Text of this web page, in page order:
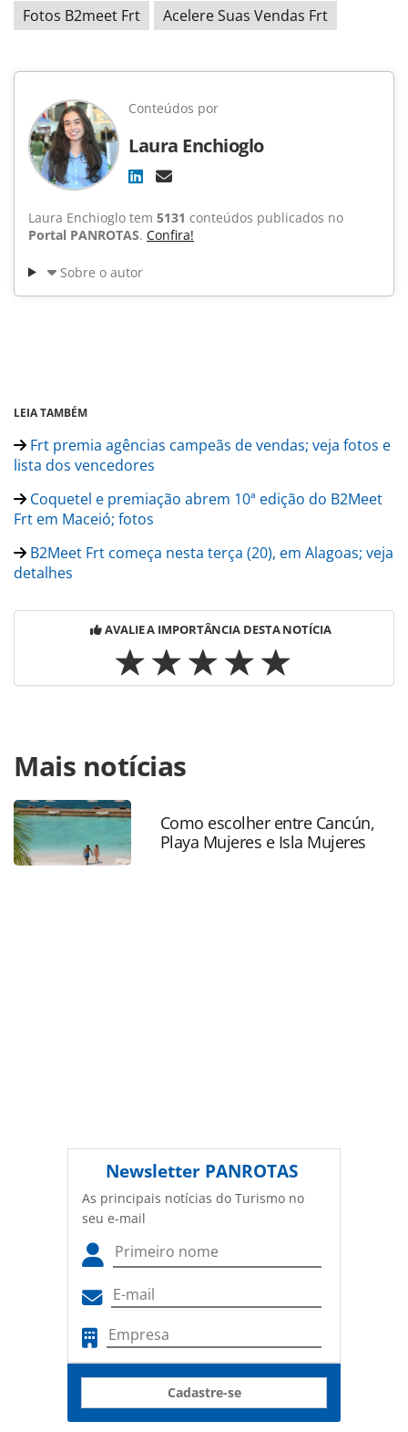
Fotos B2meet Frt Acelere Suas Vendas Frt
Conteúdos por
Laura Enchioglo
Laura Enchioglo tem 5131 conteúdos publicados no
Portal PANROTAS. Confira!
Sobre o autor
LEIA TAMBÉM
Frt premia agências campeãs de vendas; veja fotos e
lista dos vencedores
Coquetel e premiação abrem 10ª edição do B2Meet
Frt em Maceió; fotos
B2Meet Frt começa nesta terça (20), em Alagoas; veja
detalhes
AVALIE A IMPORTÂNCIA DESTA NOTÍCIA
https://www.panrotas.com.br/mercado/operadoras/2024/
frt-distribui-mais-3-carros-para-agencias-campeas-de-
vendas-fotos_208483.html ou as ferramentas oferecidas na
página. Todo o conteúdo produzido pela PANROTAS
Editora é protegido pela legislação brasileira sobre direito
autoral. Não reproduza o conteúdo sem autorização da
Mais notícias
Como escolher entre Cancún,
Playa Mujeres e Isla Mujeres
Newsletter PANROTAS
As principais notícias do Turismo no
seu e-mail
Cadastre-se